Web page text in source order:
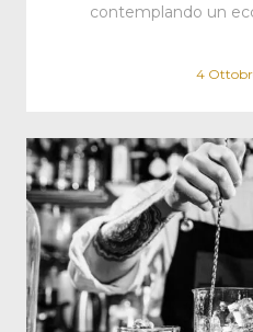
contemplando un
4